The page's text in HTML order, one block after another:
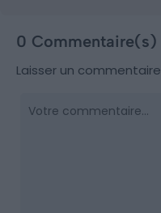
0 Commentaire(s)
Laisser un commentaire